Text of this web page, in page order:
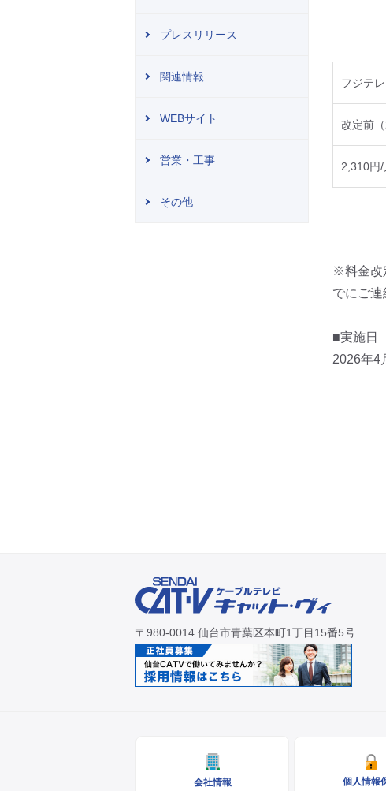
フジテ
改定前
2,310円/
※料金改
でにご連
■実施日
2026年4
プレスリリース
関連情報
WEBサイト
営業・工事
その他
〒980-0014 仙台市青葉区本町1丁目15番5号
会社情報 個人情報